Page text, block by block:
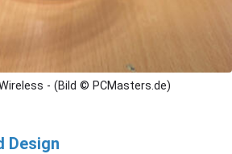
- (Bild © PCMasters.de)
Design